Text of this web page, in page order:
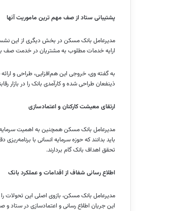
پشتیبانی ستاد از صف مهم ترین ماموریت آنها
مدیرعامل بانک مسکن در بخش دیگری از این
ارایه خدمات مطلوب به مشتریان در خدمت صف
به گفته وی، خروجی این هم‌افزایی، طراحی و
ذینفعان طراحی شده و کارآمدی بانک را در بازار
ارتقای معیشت کارکنان و اعتمادسازی
مدیرعامل بانک مسکن همچنین به اهمیت
باید بدانند که حوزه سرمایه انسانی با
تحقق اهداف بانک گام بردارند.
اطلاع رسانی شفاف از اقدامات و عملکرد بانک
مدیرعامل بانک مسکن، بازوی اصلی این تحولات
این جریان اطلاع رسانی و اعتمادسازی در ستاد